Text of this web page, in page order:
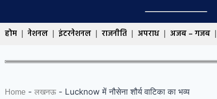
होम नेशनल इंटरनेशनल राजनीति अपराध अजब – गजब
Home - लखनऊ - Lucknow में नौसेना शौर्य वाटिका का भव्य